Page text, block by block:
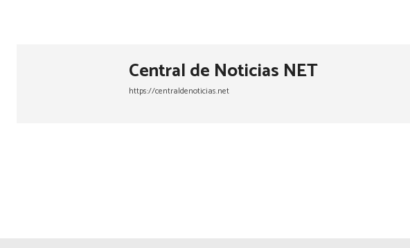
Central de Noticias NET
https://centraldenoticias.net